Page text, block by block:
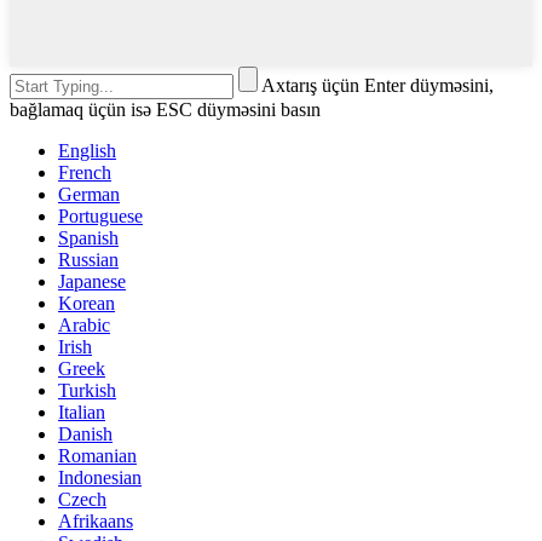
Axtarış üçün Enter düyməsini,
bağlamaq üçün isə ESC düyməsini basın
English
French
German
Portuguese
Spanish
Russian
Japanese
Korean
Arabic
Irish
Greek
Turkish
Italian
Danish
Romanian
Indonesian
Czech
Afrikaans